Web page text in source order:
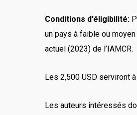
Conditions d’éligibilité:
un pays à faible ou
actuel (2023) de l’IAMCR.
Les 2,500 USD serviront
Les auteurs intéressés